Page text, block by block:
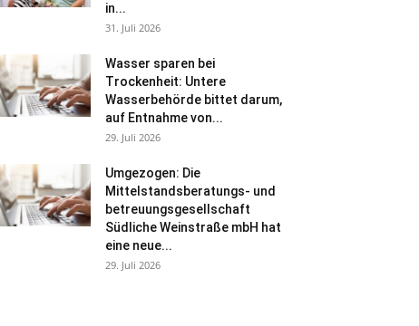
in...
31. Juli 2026
Wasser sparen bei
Trockenheit: Untere
Wasserbehörde bittet darum,
auf Entnahme von...
29. Juli 2026
Umgezogen: Die
Mittelstandsberatungs- und
betreuungsgesellschaft
Südliche Weinstraße mbH hat
eine neue...
29. Juli 2026